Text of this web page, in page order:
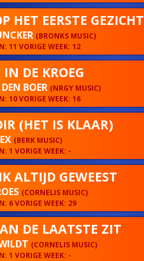
HET EERSTE GEZICHT
(BRONKS MUSIC)
11 VORIGE WEEK: 12
DE KROEG
BOER (NRGY MUSIC)
10 VORIGE WEEK: 16
(HET IS KLAAR)
(BERK MUSIC)
1 VORIGE WEEK: -
ALTIJD GEWEEST
(CORNELIS MUSIC)
6 VORIGE WEEK: 29
DE LAATSTE ZIT
(CORNELIS MUSIC)
1 VORIGE WEEK: -